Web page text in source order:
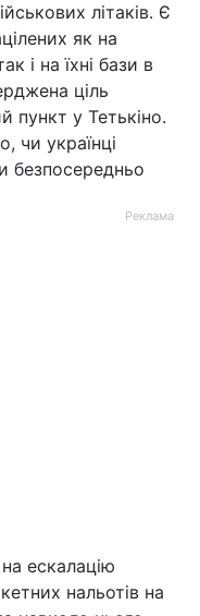
літаків. Є
як на
і на їхні бази в
ціль
пункт у Тетькіно.
чи українці
безпосередньо
Реклама
ескалацію
нальотів на